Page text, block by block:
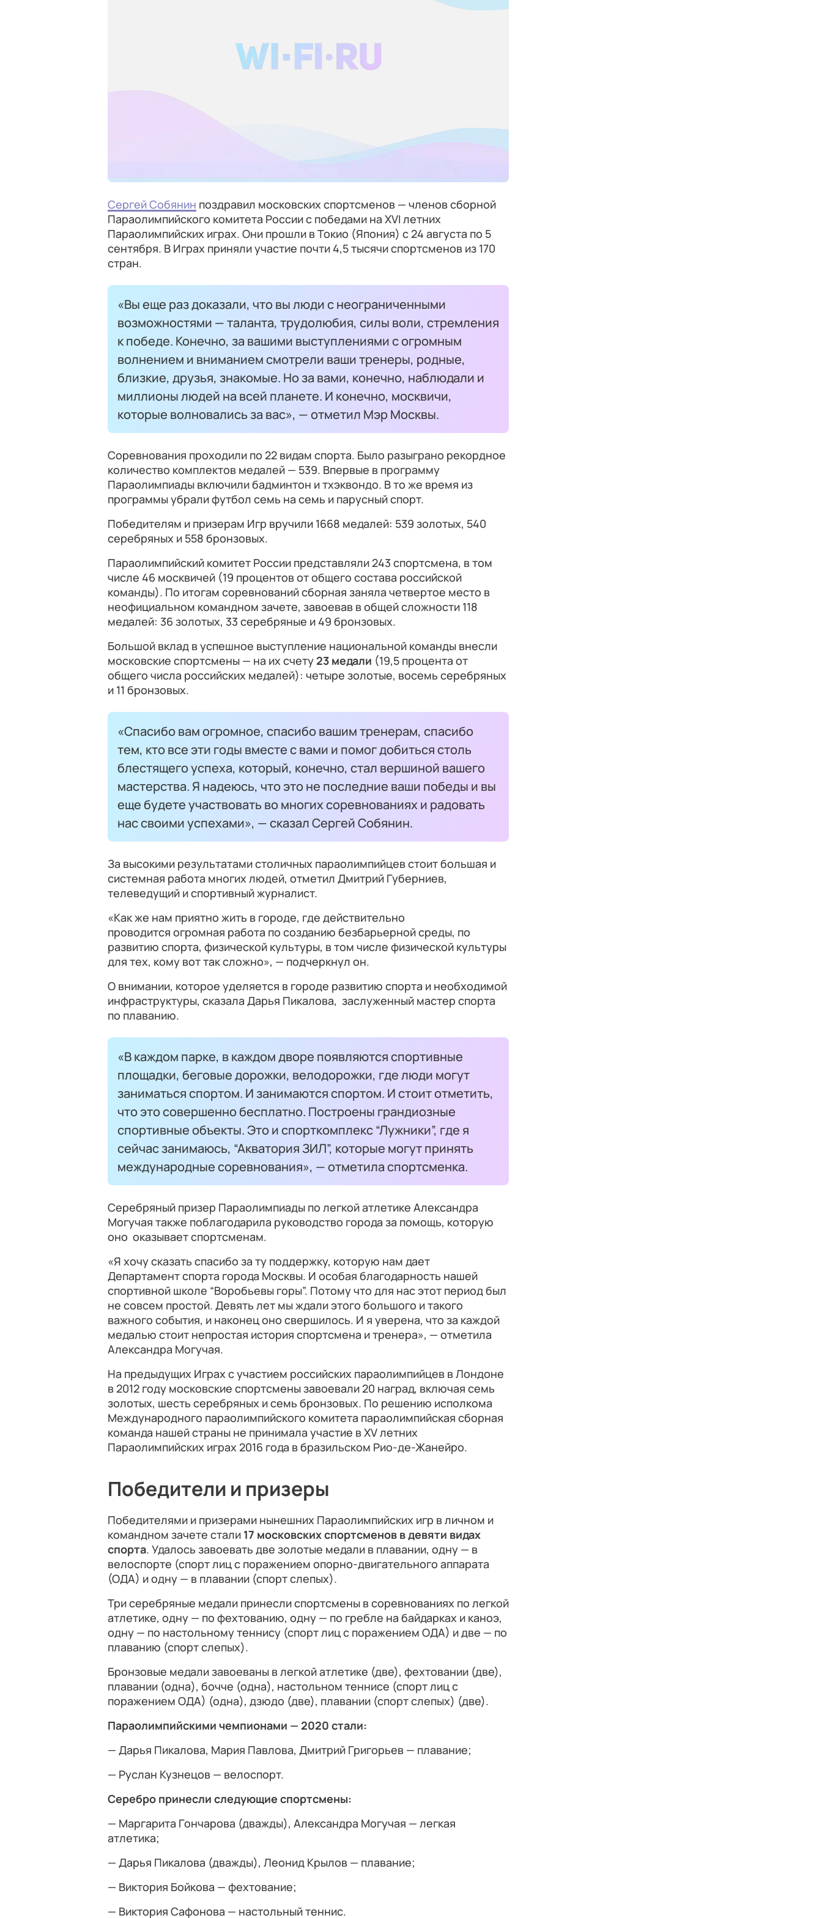
Сергей Собянин поздравил московских спортсменов — членов сборной
Параолимпийского комитета России с победами на XVI летних
Параолимпийских играх. Они прошли в Токио (Япония) с 24 августа по 5
сентября. В Играх приняли участие почти 4,5 тысячи спортсменов из 170
стран.
«Вы еще раз доказали, что вы люди с неограниченными
возможностями — таланта, трудолюбия, силы воли, стремления
к победе. Конечно, за вашими выступлениями с огромным
волнением и вниманием смотрели ваши тренеры, родные,
близкие, друзья, знакомые. Но за вами, конечно, наблюдали и
миллионы людей на всей планете. И конечно, москвичи,
которые волновались за вас», — отметил Мэр Москвы.
Соревнования проходили по 22 видам спорта. Было разыграно рекордное
количество комплектов медалей — 539. Впервые в программу
Параолимпиады включили бадминтон и тхэквондо. В то же время из
программы убрали футбол семь на семь и парусный спорт.
Победителям и призерам Игр вручили 1668 медалей: 539 золотых, 540
серебряных и 558 бронзовых.
Параолимпийский комитет России представляли 243 спортсмена, в том
числе 46 москвичей (19 процентов от общего состава российской
команды). По итогам соревнований сборная заняла четвертое место в
неофициальном командном зачете, завоевав в общей сложности 118
медалей: 36 золотых, 33 серебряные и 49 бронзовых.
Большой вклад в успешное выступление национальной команды внесли
московские спортсмены — на их счету 23 медали (19,5 процента от
общего числа российских медалей): четыре золотые, восемь серебряных
и 11 бронзовых.
«Спасибо вам огромное, спасибо вашим тренерам, спасибо
тем, кто все эти годы вместе с вами и помог добиться столь
блестящего успеха, который, конечно, стал вершиной вашего
мастерства. Я надеюсь, что это не последние ваши победы и вы
еще будете участвовать во многих соревнованиях и радовать
нас своими успехами», — сказал Сергей Собянин.
За высокими результатами столичных параолимпийцев стоит большая и
системная работа многих людей, отметил Дмитрий Губерниев,
телеведущий и спортивный журналист.
«Как же нам приятно жить в городе, где действительно
проводится огромная работа по созданию безбарьерной среды, по
развитию спорта, физической культуры, в том числе физической культуры
для тех, кому вот так сложно», — подчеркнул он.
О внимании, которое уделяется в городе развитию спорта и необходимой
инфраструктуры, сказала Дарья Пикалова, заслуженный мастер спорта
по плаванию.
«В каждом парке, в каждом дворе появляются спортивные
площадки, беговые дорожки, велодорожки, где люди могут
заниматься спортом. И занимаются спортом. И стоит отметить,
что это совершенно бесплатно. Построены грандиозные
спортивные объекты. Это и спорткомплекс “Лужники”, где я
сейчас занимаюсь, “Акватория ЗИЛ”, которые могут принять
международные соревнования», — отметила спортсменка.
Серебряный призер Параолимпиады по легкой атлетике Александра
Могучая также поблагодарила руководство города за помощь, которую
оно оказывает спортсменам.
«Я хочу сказать спасибо за ту поддержку, которую нам дает
Департамент спорта города Москвы. И особая благодарность нашей
спортивной школе “Воробьевы горы”. Потому что для нас этот период был
не совсем простой. Девять лет мы ждали этого большого и такого
важного события, и наконец оно свершилось. И я уверена, что за каждой
медалью стоит непростая история спортсмена и тренера», — отметила
Александра Могучая.
На предыдущих Играх с участием российских параолимпийцев в Лондоне
в 2012 году московские спортсмены завоевали 20 наград, включая семь
золотых, шесть серебряных и семь бронзовых. По решению исполкома
Международного параолимпийского комитета параолимпийская сборная
команда нашей страны не принимала участие в XV летних
Параолимпийских играх 2016 года в бразильском Рио-де-Жанейро.
Победители и призеры
Победителями и призерами нынешних Параолимпийских игр в личном и
командном зачете стали 17 московских спортсменов в девяти видах
спорта. Удалось завоевать две золотые медали в плавании, одну — в
велоспорте (спорт лиц с поражением опорно-двигательного аппарата
(ОДА) и одну — в плавании (спорт слепых).
Три серебряные медали принесли спортсмены в соревнованиях по легкой
атлетике, одну — по фехтованию, одну — по гребле на байдарках и каноэ,
одну — по настольному теннису (спорт лиц с поражением ОДА) и две — по
плаванию (спорт слепых).
Бронзовые медали завоеваны в легкой атлетике (две), фехтовании (две),
плавании (одна), бочче (одна), настольном теннисе (спорт лиц с
поражением ОДА) (одна), дзюдо (две), плавании (спорт слепых) (две).
Параолимпийскими чемпионами — 2020 стали:
— Дарья Пикалова, Мария Павлова, Дмитрий Григорьев — плавание;
— Руслан Кузнецов — велоспорт.
Серебро принесли следующие спортсмены:
— Маргарита Гончарова (дважды), Александра Могучая — легкая
атлетика;
— Дарья Пикалова (дважды), Леонид Крылов — плавание;
— Виктория Бойкова — фехтование;
— Виктория Сафонова — настольный теннис.